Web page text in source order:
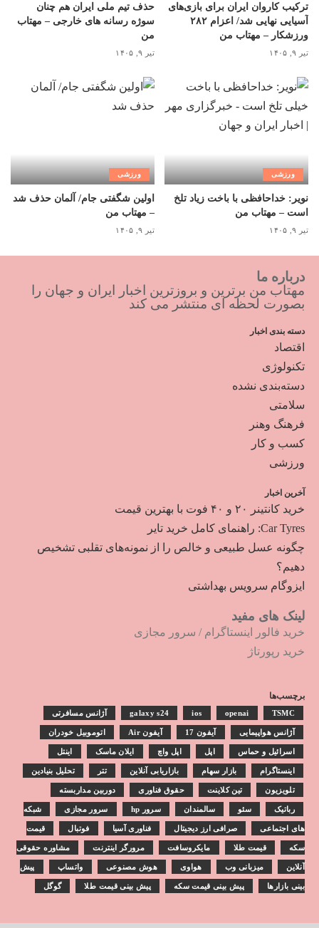
ترکیب کاروان ایران برای بازی‌های
آسیایی نهایی شد/ اعزام ۲۸۲
ورزشکار – مهتاب من
تیر ۹, ۱۴۰۵
حذف تیم ملی ایران هم چنان
سوژه رسانه های خارجی – مهتاب
من
تیر ۹, ۱۴۰۵
ورزشی
نویر: خداحافظی با باخت زیاد تلخ
است – مهتاب من
تیر ۹, ۱۴۰۵
ورزشی
اولین شگفتی جام/ آلمان حذف شد
– مهتاب من
تیر ۹, ۱۴۰۵
درباره ما
مهتاب من برترین و بروزترین اخبار ایران و جهان را
بصورت لحظه ای منتشر می کند
دسته بندی اخبار
اقتصاد
تکنولوژی
دسته‌بندی نشده
سلامتی
فرهنگ وهنر
کسب و کار
ورزشی
آخرین اخبار
خرید کانتینر ۲۰ و ۴۰ فوت با بهترین قیمت
Car Tyres: راهنمای کامل خرید تایر
چگونه عسل طبیعی و خالص را از نمونه‌های تقلبی تشخیص
دهیم؟
ایزوگام سرویس بهداشتی
لینک های مفید
خرید فالور اینستاگرام / سرور مجازی
خرید رپورتاژ
برچسب‌ها
galaxy s24 ios openai TSMC آژانس مسافرتی
آژانس هواپیمایی آیفون 17 آیفون Air اتوموبیل خودران
اسرائیل و حماس اپل اپل واچ ایلان ماسک اینتل
اینستاگرام بازار سهام بازاریابی آنلاین تتر تحلیل بنیادین
تلویزیون تین کلاینت حقوق فناوری دوربین مداربسته
رباتیک سئو سالمندان سرور hp سرور مجازی شبکه
های اجتماعی صرافی ارز دیجیتال فناوری آسیا فوتبال قیمت
سکه قیمت طلا مایکروسافت مرورگر اینترنت مشاوره حقوقی
آنلاین میزبانی وب هواوی هوش مصنوعی واتساپ پیش
بینی بازارها پیش بینی قیمت سکه پیش بینی قیمت طلا گوگل